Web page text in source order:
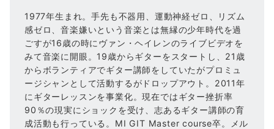
1977年生まれ。手先も不器用、運動神経ゼロ、リズム
感ゼロ、音楽嫌いという音楽とは無縁の少年時代を過
ごすが16歳の時にヴァン・ヘイレンのライブビデオを
みて音楽に開眼。19歳からギターをスタートし、21歳
からボランティアでギター講師をしていたがプロミュ
ージシャンとして活動するがドロップアウト。2011年
にギターレッスンを事業化。現在ではギター挫折率
90％の現実にショックを受け、志あるギター講師の育
成活動も行っている。MI GIT Master course卒。メル